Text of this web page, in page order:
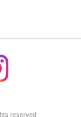
reserved